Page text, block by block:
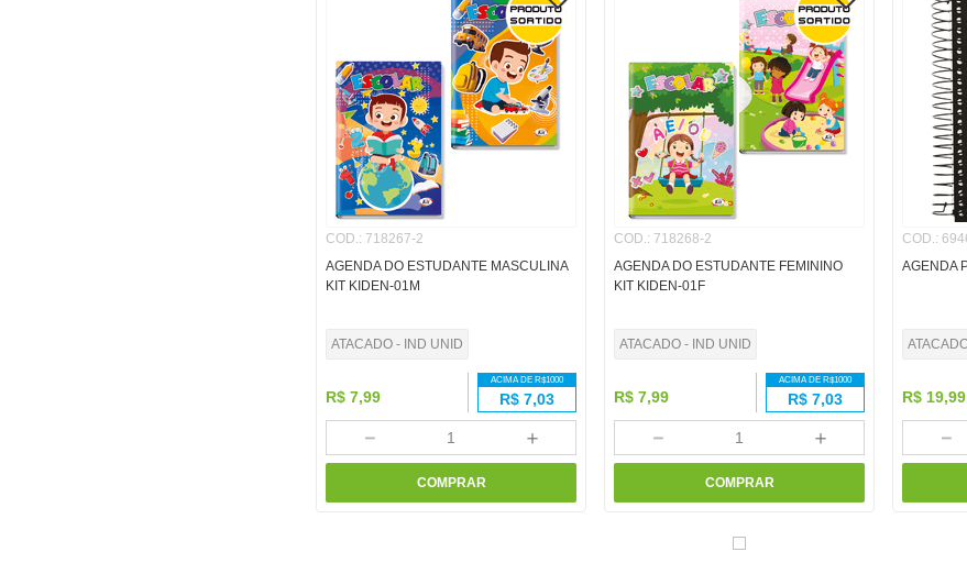
COD.: 718267-2
AGENDA DO ESTUDANTE MASCULINA
KIT KIDEN-01M
ATACADO - IND UNID
R$ 7,99
ACIMA DE R$1000
R$ 7,03
＋
－
COMPRAR
COD.: 718268-2
AGENDA DO ESTUDANTE FEMININO
KIT KIDEN-01F
ATACADO - IND UNID
R$ 7,99
ACIMA DE R$1000
R$ 7,03
＋
－
COMPRAR
COD.:
AGENDA
R$ 19,99
－